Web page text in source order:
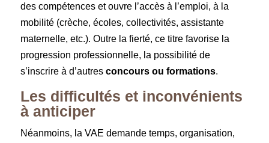
des compétences et ouvre l’accès à l’emploi, à la
mobilité (crèche, écoles, collectivités, assistante
maternelle, etc.). Outre la fierté, ce titre favorise la
progression professionnelle, la possibilité de
s’inscrire à d’autres concours ou formations.
Les difficultés et inconvénients
à anticiper
Néanmoins, la VAE demande temps, organisation,